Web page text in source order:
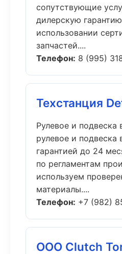
сопутствующие
дилерскую
использовании
запчастей....
Телефон: 8 (995)
Техстанция
Рулевое и подвеска
рулевое и подвеска
гарантией до 24
по регламентам
используем
материалы....
Телефон: +7 (982)
ООО Clutch